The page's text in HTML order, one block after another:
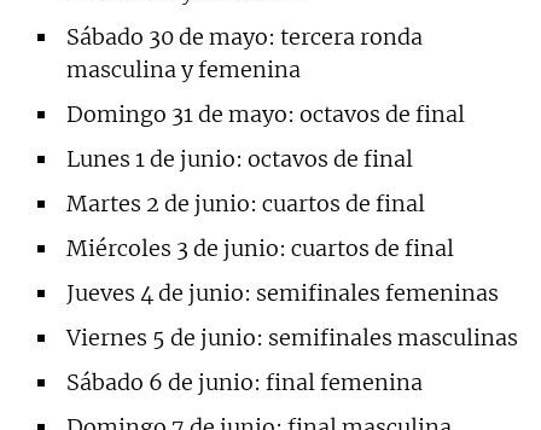
Sábado 30 de mayo: tercera ronda
masculina y femenina
Domingo 31 de mayo: octavos de final
Lunes 1 de junio: octavos de final
Martes 2 de junio: cuartos de final
Miércoles 3 de junio: cuartos de final
Jueves 4 de junio: semifinales femeninas
Viernes 5 de junio: semifinales masculinas
Sábado 6 de junio: final femenina